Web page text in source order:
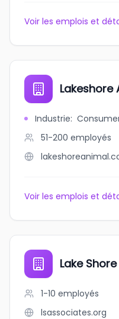
Voir les emplois et
Lakeshore
Industrie:
51-200 employés
Voir les emplois et
Lake
1-10 employés
lsassociates.org